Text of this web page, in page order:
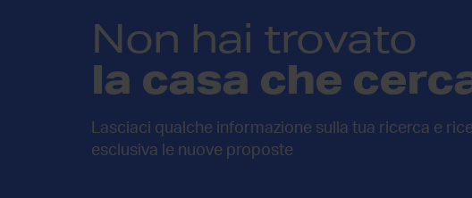
Non hai trovato
la casa che
Lasciaci qualche informazione sulla tua ricerca e
esclusiva le nuove proposte